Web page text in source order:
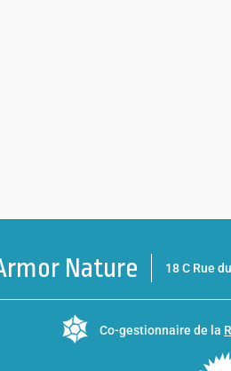
Nature 18 C Rue
Co-gestionnaire de la